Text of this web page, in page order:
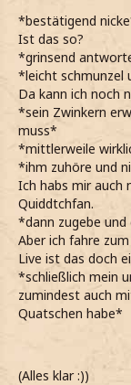
*bestätigend
Ist das so?
*grinsend
*leicht schmunzel
Da kann ich noch
*sein Zwinkern
muss*
*mittlerweile
*ihm zuhöre und
Ich habs mir auch
Quiddtchfan.
*dann zugebe und
Aber ich fahre
Live ist das doch
*schließlich mein
zumindest auch
Quatschen habe*
(Alles klar :))